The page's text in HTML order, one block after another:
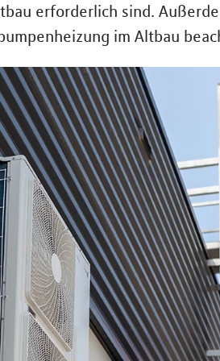
erforderlich sind.
im Altbau